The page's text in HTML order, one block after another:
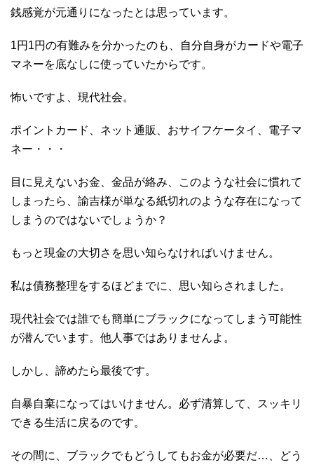
銭感覚が元通りになったとは思っています。
1円1円の有難みを分かったのも、自分自身がカードや電子
マネーを底なしに使っていたからです。
怖いですよ、現代社会。
ポイントカード、ネット通販、おサイフケータイ、電子マ
ネー・・・
目に見えないお金、金品が絡み、このような社会に慣れて
しまったら、諭吉様が単なる紙切れのような存在になって
しまうのではないでしょうか？
もっと現金の大切さを思い知らなければいけません。
私は債務整理をするほどまでに、思い知らされました。
現代社会では誰でも簡単にブラックになってしまう可能性
が潜んでいます。他人事ではありませんよ。
しかし、諦めたら最後です。
自暴自棄になってはいけません。必ず清算して、スッキリ
できる生活に戻るのです。
その間に、ブラックでもどうしてもお金が必要だ…、どう